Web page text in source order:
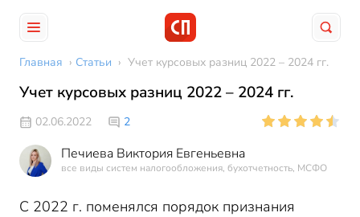
Главная › Статьи › Учет курсовых разниц 2022 – 2024 гг.
Учет курсовых разниц 2022 – 2024 гг.
02.06.2022 2
Печиева Виктория Евгеньевна
все виды систем налогообложения, бухотчетность, МСФО
С 2022 г. поменялся порядок признания